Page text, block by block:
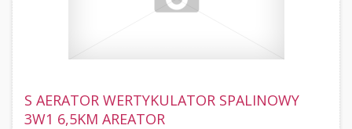
S AERATOR WERTYKULATOR SPALINOWY
3W1 6,5KM AREATOR